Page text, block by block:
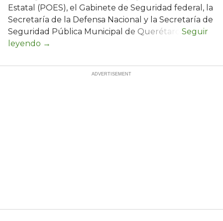
Estatal (POES), el Gabinete de Seguridad federal, la
Secretaría de la Defensa Nacional y la Secretaría de
Seguridad Pública Municipal de Querétaro.